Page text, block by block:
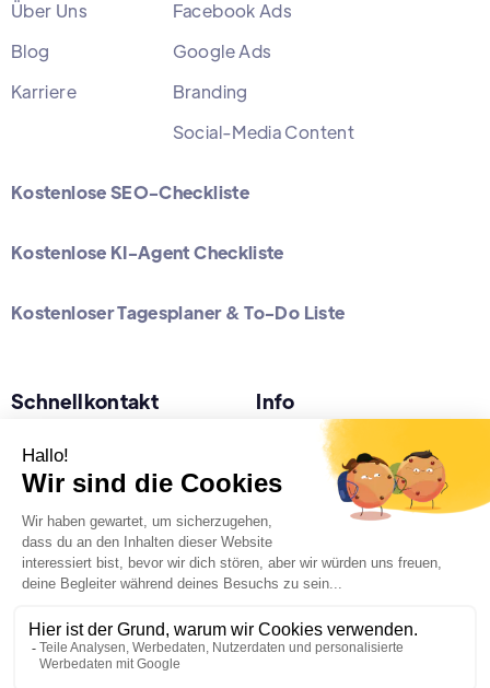
Über Uns
Blog
Karriere
Facebook Ads
Google Ads
Branding
Social-Media Content
Kostenlose SEO-Checkliste
Kostenlose KI-Agent Checkliste
Kostenloser Tagesplaner & To-Do Liste
Schnellkontakt
Nur Whatsapp (24/7h):
+49 178 5282464
Büro ( 10 -15 Uhr):
+49 2622 98 98 654
Info
Datenschutz
Impressum
Standorte
Kostenloses Erstgespräch